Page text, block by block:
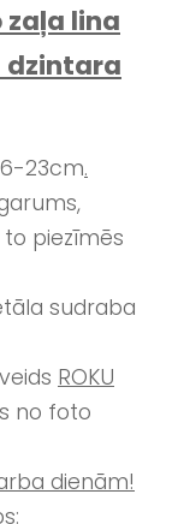
zaļa lina
dzintara
23cm.
piezīmēs
sudraba
ROKU
no foto
dienām!